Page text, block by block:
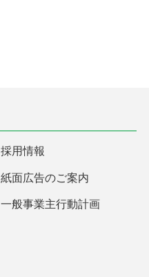
採用情報
紙面広告のご案内
一般事業主行動計画